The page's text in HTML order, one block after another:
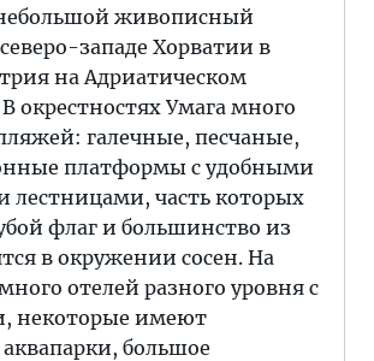
живописный
западе Хорватии в
на Адриатическом
окрестностях Умага много
галечные, песчаные,
платформы с удобными
лестницами, часть которых
флаг и большинство из
в окружении сосен. На
отелей разного уровня с
некоторые имеют
большое